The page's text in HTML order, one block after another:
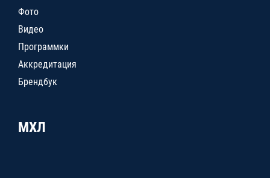
Фото
Видео
Программки
Аккредитация
Брендбук
МХЛ